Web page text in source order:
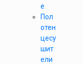
е
Пол
отен
цесу
шит
ели